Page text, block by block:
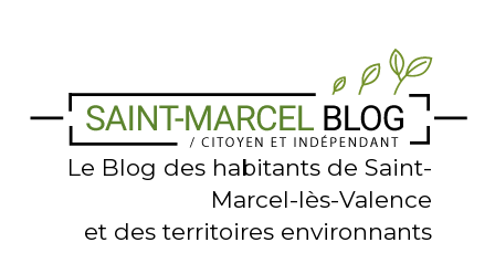
Le Blog des habitants de Saint-
Marcel-lès-Valence
et des territoires environnants